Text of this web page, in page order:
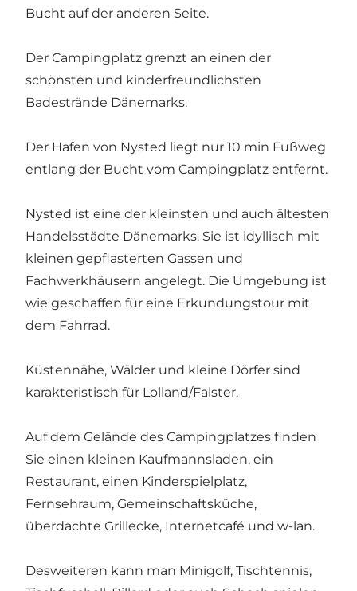
Bucht auf der anderen Seite.
Der Campingplatz grenzt an einen der
schönsten und kinderfreundlichsten
Badestrände Dänemarks.
Der Hafen von Nysted liegt nur 10 min Fußweg
entlang der Bucht vom Campingplatz entfernt.
Nysted ist eine der kleinsten und auch ältesten
Handelsstädte Dänemarks. Sie ist idyllisch mit
kleinen gepflasterten Gassen und
Fachwerkhäusern angelegt. Die Umgebung ist
wie geschaffen für eine Erkundungstour mit
dem Fahrrad.
Küstennähe, Wälder und kleine Dörfer sind
karakteristisch für Lolland/Falster.
Auf dem Gelände des Campingplatzes finden
Sie einen kleinen Kaufmannsladen, ein
Restaurant, einen Kinderspielplatz,
Fernsehraum, Gemeinschaftsküche,
überdachte Grillecke, Internetcafé und w-lan.
Desweiteren kann man Minigolf, Tischtennis,